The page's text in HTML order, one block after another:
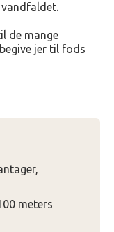
vandfaldet.
de mange
jer til fods
meters